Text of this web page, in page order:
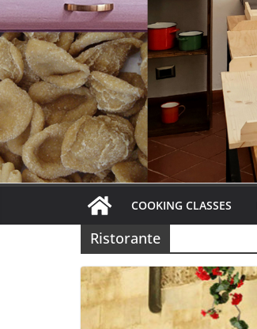
COOKING CLASSES
Ristorante